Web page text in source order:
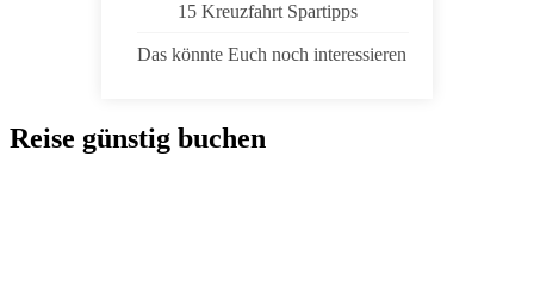
15 Kreuzfahrt Spartipps
Das könnte Euch noch interessieren
Reise günstig buchen